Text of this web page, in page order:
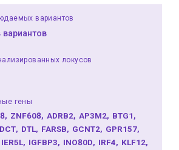
вариантов
локусов
гены
ZNF608 ADRB2 AP3M2 BTG1
DCT DTL FARSB GCNT2 GPR157
IER5L IGFBP3 INO80D IRF4 KLF12